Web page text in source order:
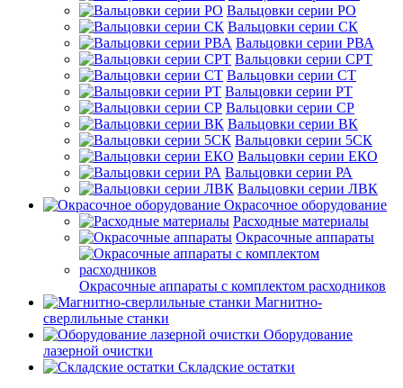
Вальцовки серии РО
Вальцовки серии СК
Вальцовки серии РВА
Вальцовки серии СРТ
Вальцовки серии СТ
Вальцовки серии РТ
Вальцовки серии СР
Вальцовки серии ВК
Вальцовки серии 5СК
Вальцовки серии ЕКО
Вальцовки серии РА
Вальцовки серии ЛВК
Окрасочное оборудование
Расходные материалы
Окрасочные аппараты
Окрасочные аппараты с комплектом расходников
Магнитно-
сверлильные станки
Оборудование
лазерной очистки
Складские остатки